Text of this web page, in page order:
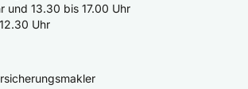
und 13.30 bis 17.00 Uhr
Uhr